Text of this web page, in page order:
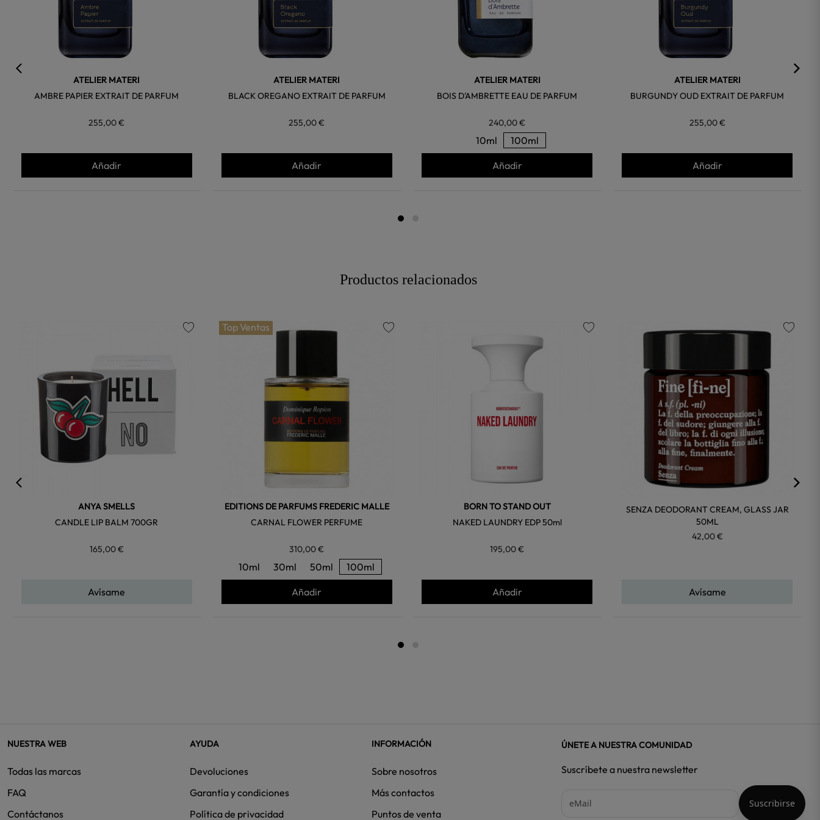
ATELIER MATERI
AMBRE PAPIER EXTRAIT DE PARFUM
255,00 €
Añadir
ATELIER MATERI
BLACK OREGANO EXTRAIT DE PARFUM
255,00 €
Añadir
ATELIER MATERI
BOIS D'AMBRETTE EAU DE PARFUM
240,00 €
10ml 100ml
Añadir
ATELIER MATERI
BURGUNDY OUD EXTRAIT DE PARFUM
255,00 €
Añadir
Productos relacionados
ANYA SMELLS
CANDLE LIP BALM 700GR
165,00 €
Avísame
Top Ventas
EDITIONS DE PARFUMS FREDERIC MALLE
CARNAL FLOWER PERFUME
310,00 €
10ml 30ml 50ml 100ml
Añadir
BORN TO STAND OUT
NAKED LAUNDRY EDP 50ml
195,00 €
Añadir
SENZA DEODORANT CREAM, GLASS JAR
50ML
42,00 €
Avísame
NUESTRA WEB
Todas las marcas
FAQ
Contáctanos
AYUDA
Devoluciones
Garantía y condiciones
Política de privacidad
INFORMACIÓN
Sobre nosotros
Más contactos
Puntos de venta
ÚNETE A NUESTRA COMUNIDAD
Suscríbete a nuestra newsletter